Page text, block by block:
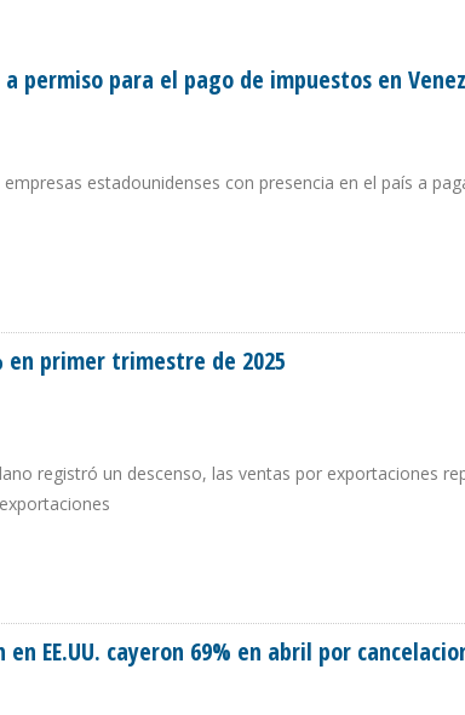
permiso para el pago de impuestos en
estadounidenses con presencia en el país a
en primer trimestre de 2025
registró un descenso, las ventas por exportaciones
EE.UU. cayeron 69% en abril por